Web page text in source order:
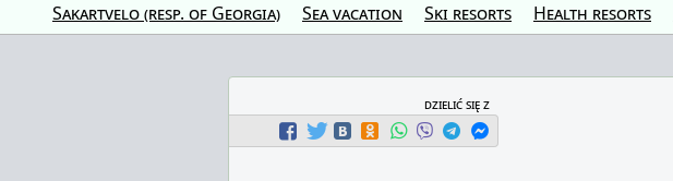
Sakartvelo (resp. of Georgia) Sea vacation Ski resorts Health resorts
dzielić się z